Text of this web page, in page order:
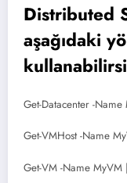
Distributed
aşağıdaki
Get-Datacenter -
Get-VMHost -Name
Get-VM -Name MyVM